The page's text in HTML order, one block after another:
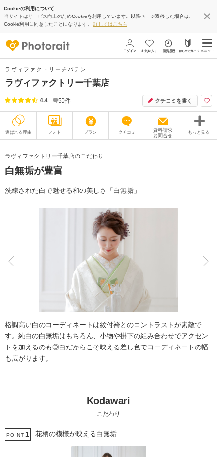
Cookieの利用について
当サイトはサービス向上のためCookieを利用しています。以降ページ遷移した場合は、
Cookie利用に同意したことになります。 詳しくはこちら
ラヴィファクトリーチバテン
ラヴィファクトリー千葉店
4.4 50件 クチコミを書く
選ばれる理由 フォト プラン クチコミ
資料請求
お問合せ
もっと見る
衣装
オプション ブログ
アクセス/TEL スタジオトップ
人気スポットでの撮影
ラヴィファクトリー千葉店のこだわり
白無垢が豊富
洗練された白で魅せる和の美しさ「白無垢」
格調高い白のコーディネートは紋付袴とのコントラストが素敵で
す。純白の白無垢はもちろん、小物や掛下の組み合わせでアクセン
トを加えるのも◎白だからこそ映える差し色でコーディネートの幅
も広がります。
Kodawari
こだわり
POINT 1 花柄の模様が映える白無垢